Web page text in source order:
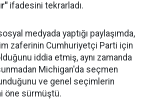
ifadesini tekrarladı.
medyada yaptığı paylaşımda,
zaferinin Cumhuriyetçi Parti için
iddia etmiş, aynı zamanda
Michigan'da seçmen
ve genel seçimlerin
öne sürmüştü.